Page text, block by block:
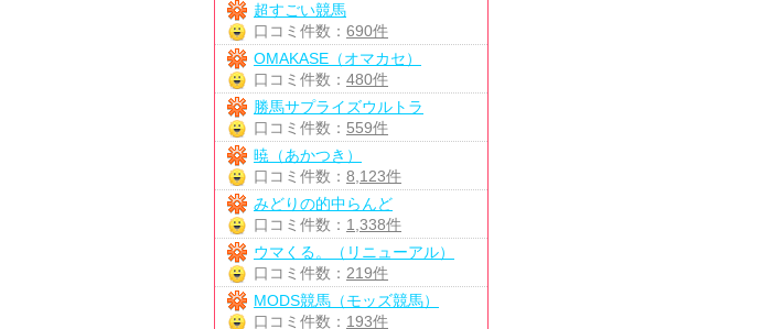
超すごい競馬
口コミ件数： 690件
OMAKASE（オマカセ）
口コミ件数： 480件
勝馬サプライズウルトラ
口コミ件数： 559件
暁（あかつき）
口コミ件数： 8,123件
みどりの的中らんど
口コミ件数： 1,338件
ウマくる。（リニューアル）
口コミ件数： 219件
MODS競馬（モッズ競馬）
口コミ件数： 193件